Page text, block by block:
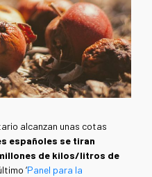
alcanzan unas cotas
españoles se tiran
de kilos/litros de
‘Panel para la